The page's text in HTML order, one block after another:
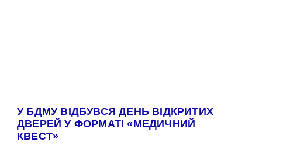
У БДМУ ВІДБУВСЯ ДЕНЬ ВІДКРИТИХ
ДВЕРЕЙ У ФОРМАТІ «МЕДИЧНИЙ
КВЕСТ»